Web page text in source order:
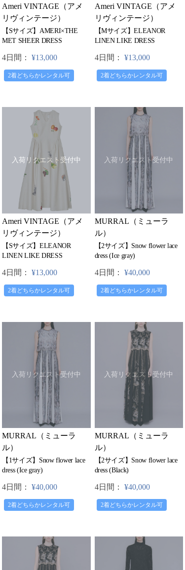
Ameri VINTAGE（アメ
リヴィンテージ）
【Sサイズ】AMERI×THE
MET SHEER DRESS
4日間： ¥13,000
2着どちらかレンタル可
Ameri VINTAGE（アメ
リヴィンテージ）
【Mサイズ】ELEANOR
LINEN LIKE DRESS
4日間： ¥13,000
2着どちらかレンタル可
入荷リクエスト受付中
Ameri VINTAGE（アメ
リヴィンテージ）
【Sサイズ】ELEANOR
LINEN LIKE DRESS
4日間： ¥13,000
2着どちらかレンタル可
入荷リクエスト受付中
MURRAL（ミューラ
ル）
【2サイズ】Snow flower lace
dress (Ice gray)
4日間： ¥40,000
2着どちらかレンタル可
入荷リクエスト受付中
MURRAL（ミューラ
ル）
【1サイズ】Snow flower lace
dress (Ice gray)
4日間： ¥40,000
2着どちらかレンタル可
入荷リクエスト受付中
MURRAL（ミューラ
ル）
【2サイズ】Snow flower lace
dress (Black)
4日間： ¥40,000
2着どちらかレンタル可